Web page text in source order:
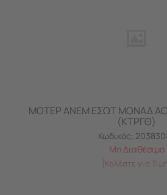
ΜΟΤΕΡ ΑΝΕΜ ΕΣΩΤ ΜΟΝΑΔ AC
(ΚΤΡΓΘ)
Κωδικός:
Μη Διαθέσιμο
[Καλέστε για